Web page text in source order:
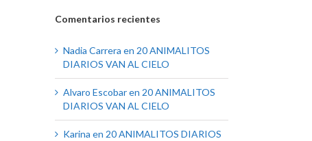
Comentarios recientes
Nadia Carrera en 20 ANIMALITOS
DIARIOS VAN AL CIELO
Alvaro Escobaren 20 ANIMALITOS
DIARIOS VAN AL CIELO
Karina en 20 ANIMALITOS DIARIOS